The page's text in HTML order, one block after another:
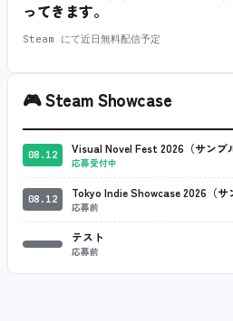
ってきます。
Steam にて近日無料配信予定
🎮Steam Showcase
08.12 Visual Novel Fest 2026（サンプ
応募受付中
08.12 Tokyo Indie Showcase 2026（サ
応募前
テスト
応募前